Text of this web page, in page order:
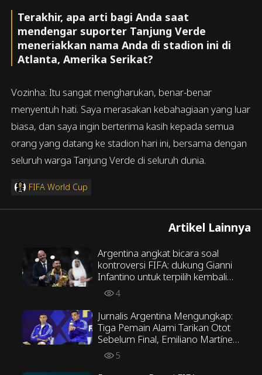
Terakhir, apa arti bagi Anda saat
mendengar suporter Tanjung Verde
meneriakkan nama Anda di stadion ini di
Atlanta, Amerika Serikat?
Vozinha: Itu sangat mengharukan, benar-benar
menyentuh hati. Saya merasakan kebahagiaan yang luar
biasa, dan saya ingin berterima kasih kepada semua
orang yang datang ke stadion hari ini, bersama dengan
seluruh warga Tanjung Verde di seluruh dunia.
FIFA World Cup
Artikel Lainnya
Argentina angkat bicara soal
kontroversi FIFA: dukung Gianni
Infantino untuk terpilih kembali
sebagai Presiden FIFA
4
Jurnalis Argentina Mengungkap:
Tiga Pemain Alami Tarikan Otot
Sebelum Final, Emiliano Martínez
Menentang Taktik Scaloni
5